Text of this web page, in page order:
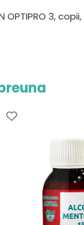
OPTIPRO 3,